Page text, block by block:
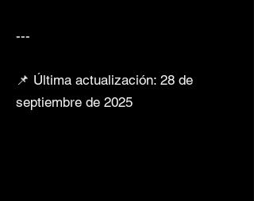
---
📌 Última actualización: 28 de
septiembre de 2025